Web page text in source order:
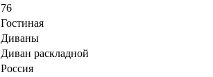
76
Гостиная
Диваны
Диван раскладной
Россия